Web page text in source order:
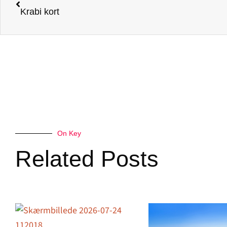
Krabi kort
On Key
Related Posts